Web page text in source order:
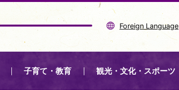
Foreign Language
子育て・教育 観光・文化・スポーツ